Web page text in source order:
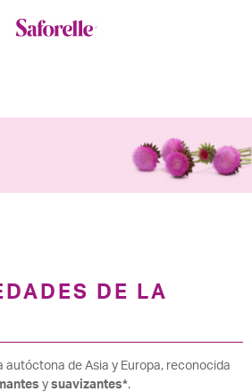
DE LA
autóctona de Asia y Europa, reconocida
y suavizantes*.